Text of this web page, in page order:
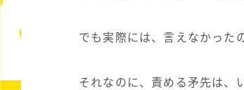
でも実際には、言えなかった
それなのに、責める矛先は、